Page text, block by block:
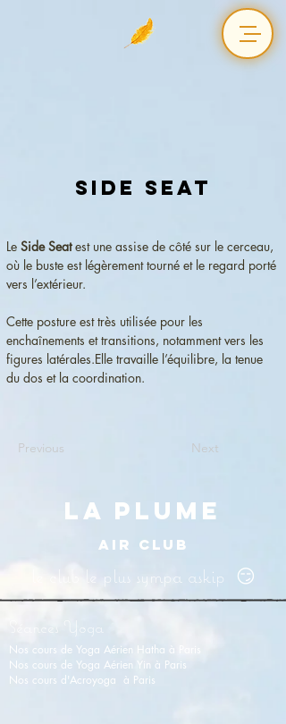
Side Seat
Le Side Seat est une assise de côté sur le cerceau,
où le buste est légèrement tourné et le regard porté
vers l’extérieur.
Cette posture est très utilisée pour les
enchaînements et transitions, notamment vers les
figures latérales.Elle travaille l’équilibre, la tenue
du dos et la coordination.
Previous Next
LA PLUME
AIR CLUB
le club le plus sympa askip 😏
Séances Yoga
Nos cours de Yoga Aérien Hatha à Paris
Nos cours de Yoga Aérien Yin à Paris
Nos cours d'Acroyoga à Paris